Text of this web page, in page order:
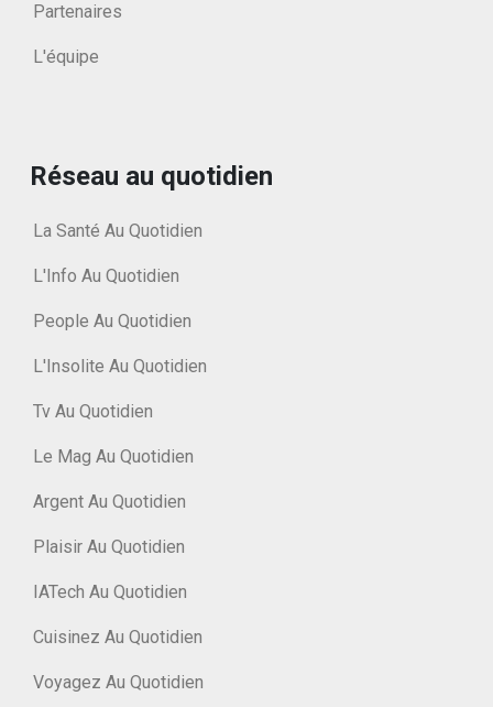
Partenaires
L'équipe
Réseau au quotidien
La Santé Au Quotidien
L'Info Au Quotidien
People Au Quotidien
L'Insolite Au Quotidien
Tv Au Quotidien
Le Mag Au Quotidien
Argent Au Quotidien
Plaisir Au Quotidien
IATech Au Quotidien
Cuisinez Au Quotidien
Voyagez Au Quotidien